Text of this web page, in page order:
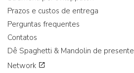
Prazos e custos de entrega
Perguntas frequentes
Contatos
Dê Spaghetti & Mandolin de presente
Network